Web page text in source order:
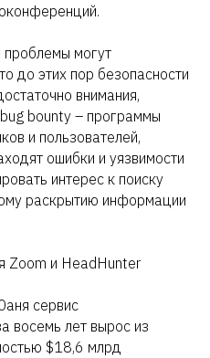
могут
до этих пор безопасности
внимания,
bounty – программы
и пользователей,
ошибки и уязвимости
интерес к поиску
раскрытию информации
Zoom и HeadHunter
сервис
восемь лет вырос из
$18,6 млрд